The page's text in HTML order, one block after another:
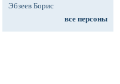
Эбзеев Борис
все персоны